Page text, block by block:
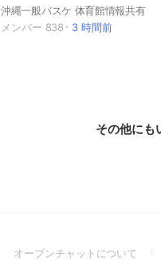
沖縄一般バスケ 体育館情報共有
メンバー 838
3 時間前
その他にも
オープンチャットについて